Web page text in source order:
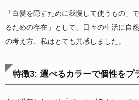
「白髪を隠すために我慢して使うもの」
るための存在」として、日々の生活に自
の考え方、私はとても共感しました。
特徴3: 選べるカラーで個性をプ